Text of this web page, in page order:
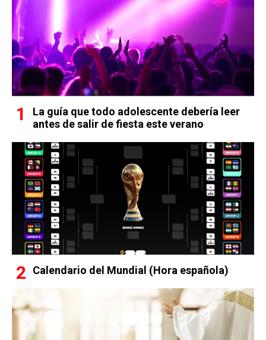
La guía que todo adolescente debería leer
antes de salir de fiesta este verano
Calendario del Mundial (Hora española)